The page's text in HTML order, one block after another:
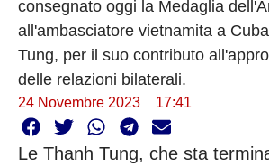
consegnato oggi la Medaglia
all'ambasciatore vietnamita a
Tung, per il suo contributo
delle relazioni bilaterali.
24 Novembre 2023 17:41
Le Thanh Tung, che sta